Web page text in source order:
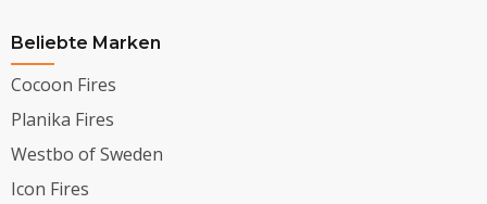
Beliebte Marken
Cocoon Fires
Planika Fires
Westbo of Sweden
Icon Fires